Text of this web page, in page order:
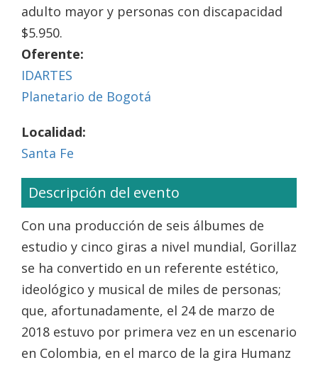
adulto mayor y personas con discapacidad
$5.950.
Oferente:
IDARTES
Planetario de Bogotá
Localidad:
Santa Fe
Descripción del evento
Con una producción de seis álbumes de
estudio y cinco giras a nivel mundial, Gorillaz
se ha convertido en un referente estético,
ideológico y musical de miles de personas;
que, afortunadamente, el 24 de marzo de
2018 estuvo por primera vez en un escenario
en Colombia, en el marco de la gira Humanz